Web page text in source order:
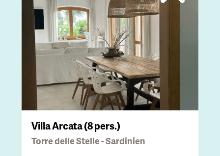
Villa Arcata (8 pers.)
Torre delle Stelle - Sardinien